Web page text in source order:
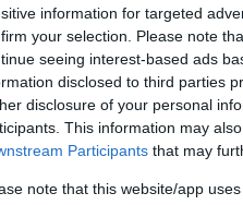
information for targeted
your selection. Please note
seeing interest-based ads
disclosed to third parties
disclosure of your personal
This information may
Participants that may
note that this website/app